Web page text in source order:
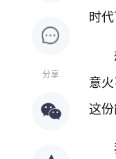
分享
时
意
这